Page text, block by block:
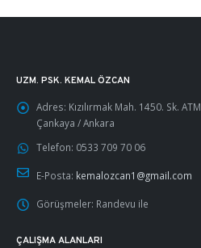
UZM. PSK. KEMAL ÖZCAN
Adres: Kızılırmak Mah. 1450. Sk.
Çankaya / Ankara
Telefon: 0533 709 70 06
E-Posta: kemalozcan1@gmail.com
Görüşmeler: Randevu ile
ÇALIŞMA ALANLARI